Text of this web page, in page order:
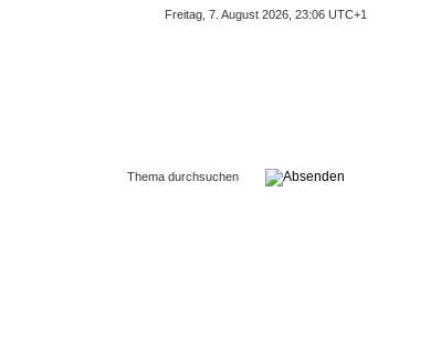
Freitag, 7. August 2026, 23:06 UTC+1